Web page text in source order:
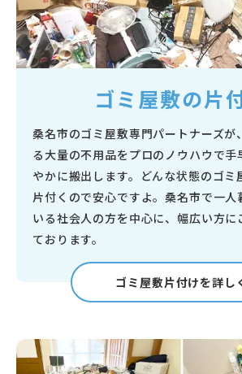
ゴミ屋敷の片
桑名市のゴミ屋敷専門パートナーズが
る大量の不用品をプロのノウハウで手
やかに搬出します。どんな状態のゴミ
片付くので安心ですよ。桑名市で一人
いる社会人の方を中心に、幅広い方に
ております。
ゴミ屋敷片付けを詳し